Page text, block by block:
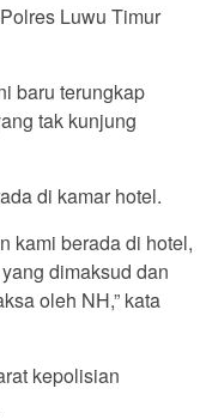
Luwu Timur
baru terungkap
tak kunjung
di kamar hotel.
kami berada di hotel,
dimaksud dan
oleh NH,” kata
kepolisian